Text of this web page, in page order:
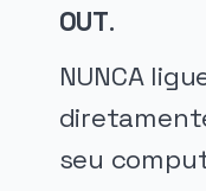
OUT.
NUNCA
seu